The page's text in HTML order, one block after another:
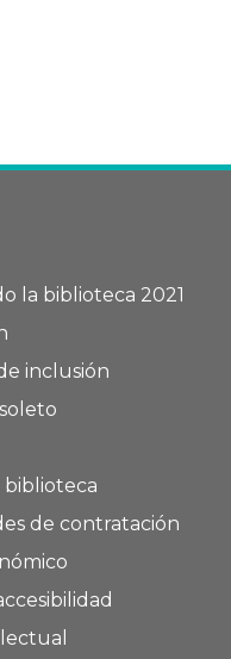
la biblioteca 2021
inclusión
biblioteca
de contratación